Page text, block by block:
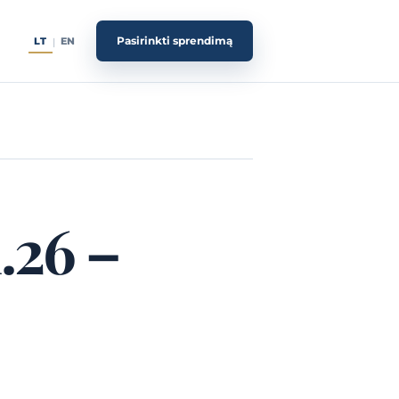
LT | EN Pasirinkti sprendimą
–